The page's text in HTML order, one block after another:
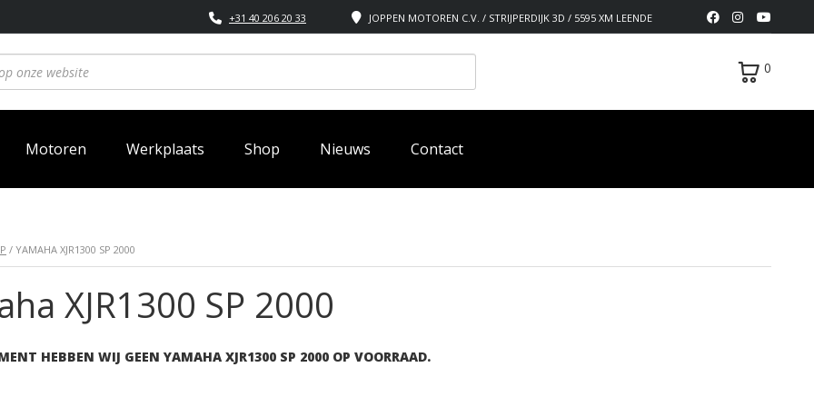
JOPPEN MOTOREN C.V. / STRIJPERDIJK 3D / 5595 XM LEENDE
+31 40 206 20 33
0
Motoren Werkplaats Shop Nieuws Contact
/ YAMAHA XJR1300 SP 2000
XJR1300 SP 2000
HEBBEN WIJ GEEN YAMAHA XJR1300 SP 2000 OP VOORRAAD.